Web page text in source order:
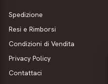
Spedizione
Resi e Rimborsi
Condizioni di Vendita
Privacy Policy
Contattaci